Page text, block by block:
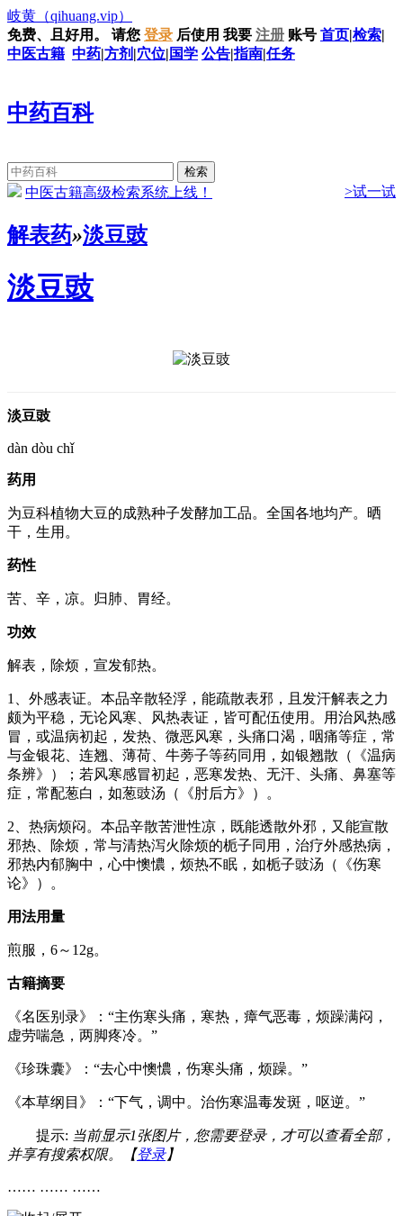
岐黄 （qihuang.vip）
免费、且好用。
请您 登录 后使用 我要 注册 账号 首页|检索|
中医古籍 中药|方剂 |穴位| 国学 公告|指南|任务
中药百科
中医古籍高级检索系统上线！ >试一试
解表药»淡豆豉
淡豆豉
淡豆豉
dàn dòu chǐ
药用
为豆科植物大豆的成熟种子发酵加工品。全国各地均产。晒
干，生用。
药性
苦、辛，凉。归肺、胃经。
功效
解表，除烦，宣发郁热。
1、外感表证。本品辛散轻浮，能疏散表邪，且发汗解表之力
颇为平稳，无论风寒、风热表证，皆可配伍使用。用治风热感
冒，或温病初起，发热、微恶风寒，头痛口渴，咽痛等症，常
与金银花、连翘、薄荷、牛蒡子等药同用，如银翘散（《温病
条辨》）；若风寒感冒初起，恶寒发热、无汗、头痛、鼻塞等
症，常配葱白，如葱豉汤（《肘后方》）。
2、热病烦闷。本品辛散苦泄性凉，既能透散外邪，又能宣散
邪热、除烦，常与清热泻火除烦的栀子同用，治疗外感热病，
邪热内郁胸中，心中懊憹，烦热不眠，如栀子豉汤（《伤寒
论》）。
用法用量
煎服，6～12g。
古籍摘要
《名医别录》：“主伤寒头痛，寒热，瘴气恶毒，烦躁满闷，
虚劳喘急，两脚疼冷。”
《珍珠囊》：“去心中懊憹，伤寒头痛，烦躁。”
《本草纲目》：“下气，调中。治伤寒温毒发斑，呕逆。”
提示: 当前显示1张图片，您需要登录，才可以查看全部，
并享有搜索权限。【登录】
…… …… ……